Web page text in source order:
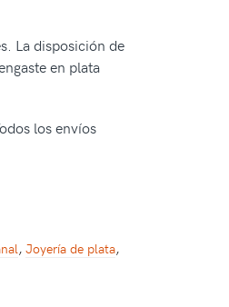
La disposición de
en plata
los envíos
, Joyería de plata,